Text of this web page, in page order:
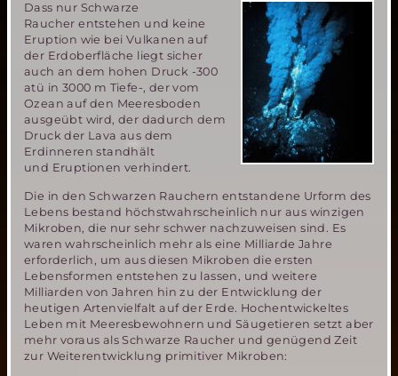
Dass nur Schwarze
Raucher entstehen und keine
Eruption wie bei Vulkanen auf
der Erdoberfläche liegt sicher
auch an dem hohen Druck -300
atü in 3000 m Tiefe-, der vom
Ozean auf den Meeresboden
ausgeübt wird, der dadurch dem
Druck der Lava aus dem
Erdinneren standhält
und Eruptionen verhindert.
Die in den Schwarzen Rauchern entstandene Urform des
Lebens bestand höchstwahrscheinlich nur aus winzigen
Mikroben, die nur sehr schwer nachzuweisen sind. Es
waren wahrscheinlich mehr als eine Milliarde Jahre
erforderlich, um aus diesen Mikroben die ersten
Lebensformen entstehen zu lassen, und weitere
Milliarden von Jahren hin zu der Entwicklung der
heutigen Artenvielfalt auf der Erde. Hochentwickeltes
Leben mit Meeresbewohnern und Säugetieren setzt aber
mehr voraus als Schwarze Raucher und genügend Zeit
zur Weiterentwicklung primitiver Mikroben: